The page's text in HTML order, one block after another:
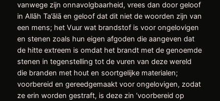
vanwege zijn onnavolgbaarheid, vrees dan door geloof
in Allāh Ta’ālā en geloof dat dit niet de woorden zijn van
een mens; het Vuur wat brandstof is voor ongelovigen
en stenen zoals hun eigen afgoden die aangeven dat
de hitte extreem is omdat het brandt met de genoemde
stenen in tegenstelling tot de vuren van deze wereld
die branden met hout en soortgelijke materialen;
voorbereid en gereedgemaakt voor ongelovigen, zodat
ze erin worden gestraft, is deze zin ‘voorbereid op